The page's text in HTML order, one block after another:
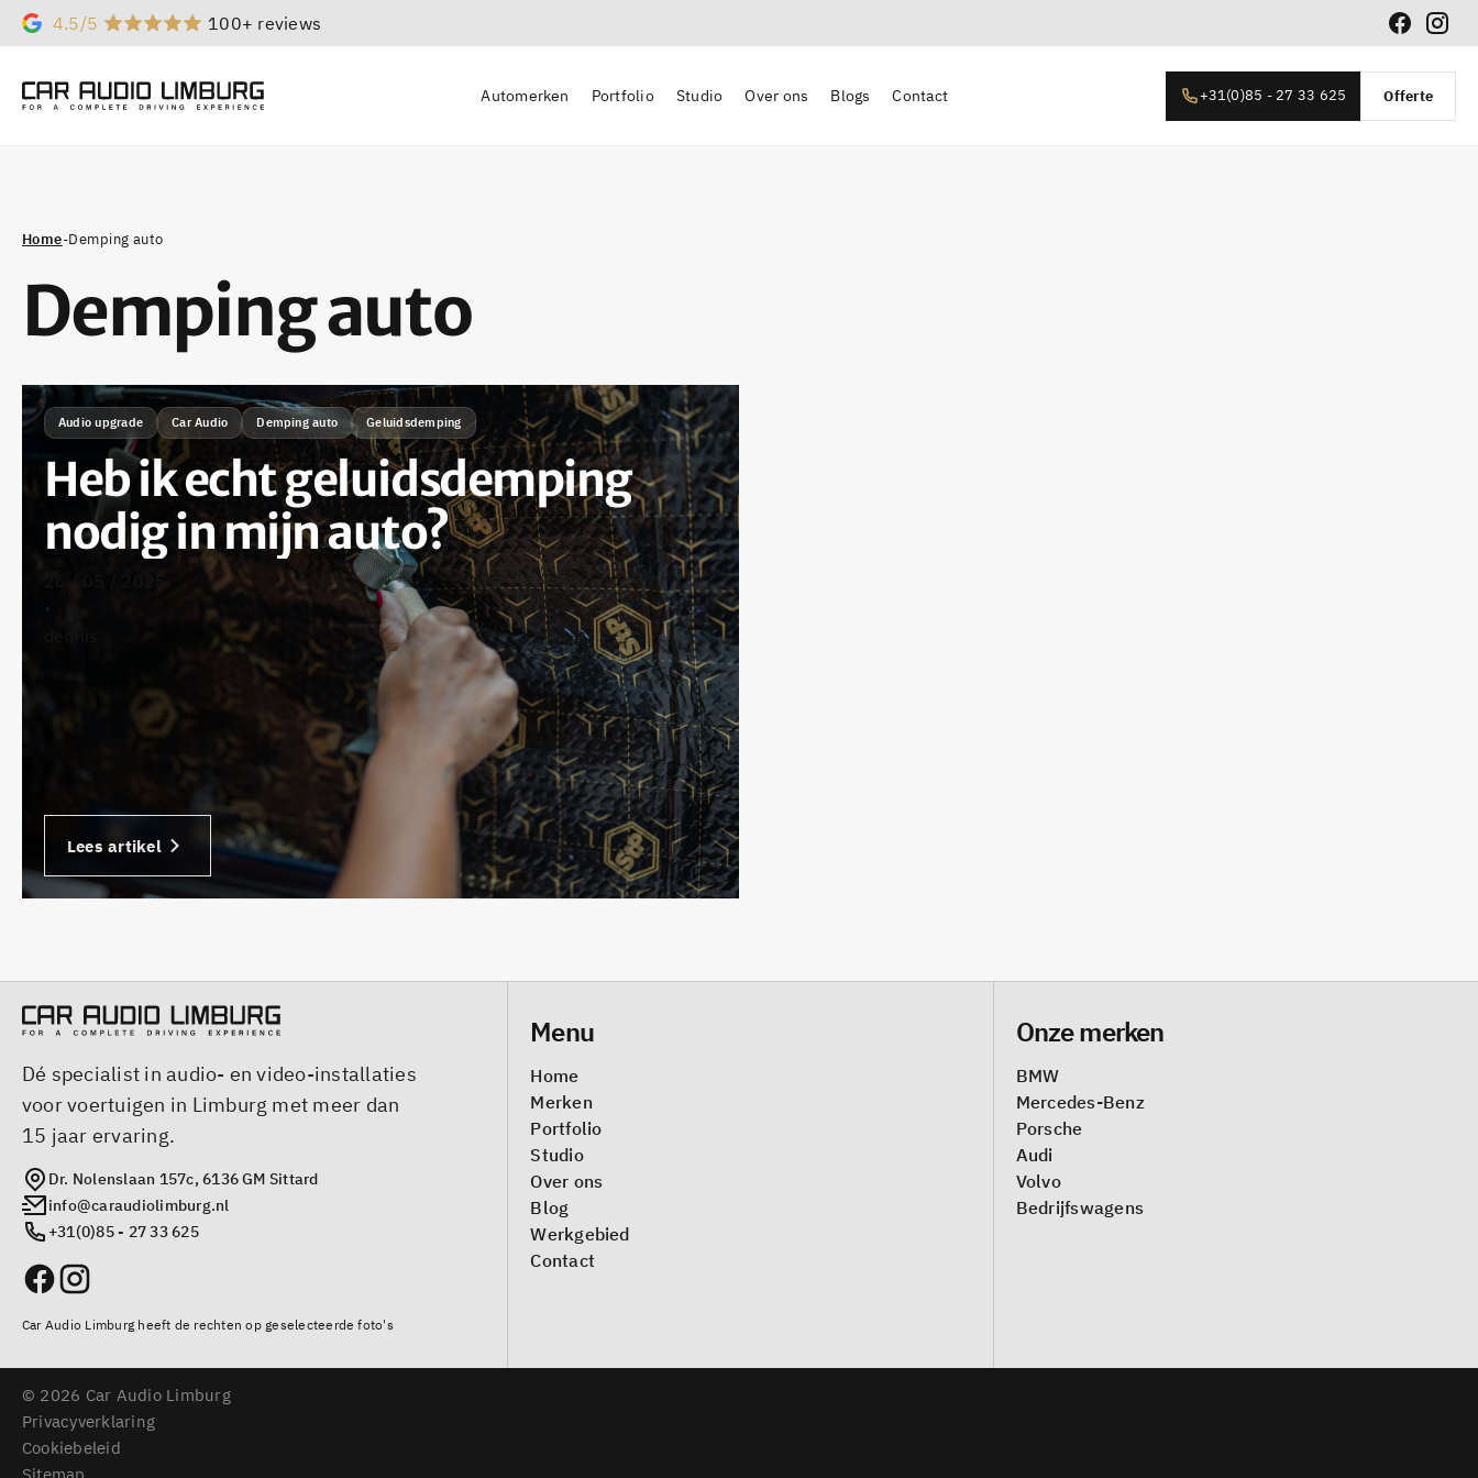
4.5/5 100+ reviews
Automerken Portfolio Studio Over ons Blogs Contact +31(0)85 - 27 33 625 Offerte
Home-Demping auto
Demping auto
Audio upgrade Car Audio Demping auto Geluidsdemping
Heb ik echt geluidsdemping
nodig in mijn auto?
26 / 05 / 2025
Lees artikel
Dé specialist in audio- en video-installaties
voor voertuigen in Limburg met meer dan
15 jaar ervaring.
Dr. Nolenslaan 157c, 6136 GM Sittard
info@caraudiolimburg.nl
+31(0)85 - 27 33 625
Car Audio Limburg heeft de rechten op geselecteerde foto's
Menu
Home
Merken
Portfolio
Studio
Over ons
Blog
Werkgebied
Contact
Onze merken
BMW
Mercedes-Benz
Porsche
Audi
Volvo
Bedrijfswagens
© 2026 Car Audio Limburg
Privacyverklaring
Cookiebeleid